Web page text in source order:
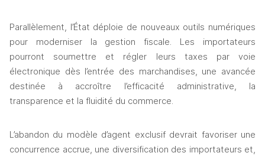
Parallèlement, l’État déploie de nouveaux outils numériques
pour moderniser la gestion fiscale. Les importateurs
pourront soumettre et régler leurs taxes par voie
électronique dès l’entrée des marchandises, une avancée
destinée à accroître l’efficacité administrative, la
transparence et la fluidité du commerce.
L’abandon du modèle d’agent exclusif devrait favoriser une
concurrence accrue, une diversification des importateurs et,